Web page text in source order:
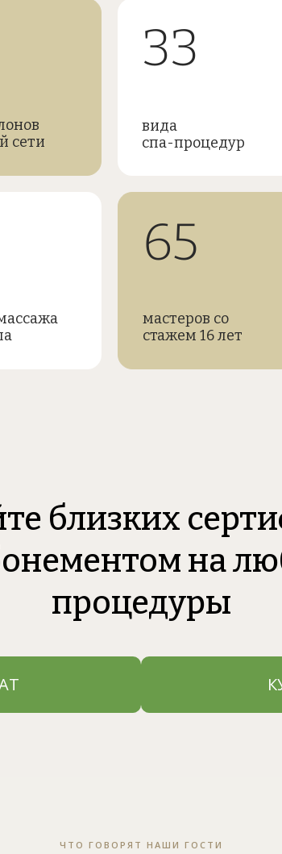
сети
33
вида
спа-процедур
65
мастеров со
стажем 16 лет
близких
на
процедуры
ЧТО ГОВОРЯТ НАШИ ГОСТИ